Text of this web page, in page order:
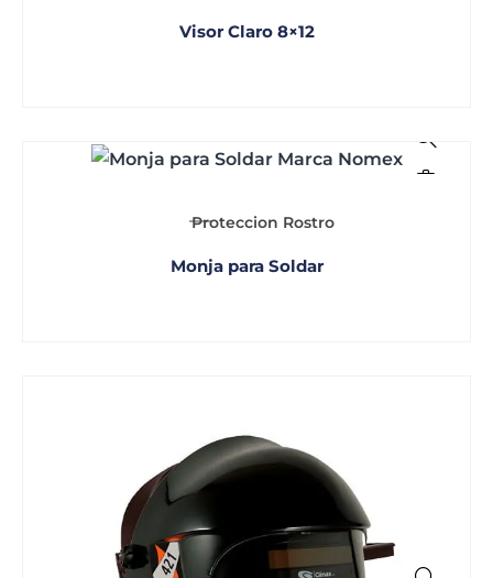
Visor Claro 8×12
Proteccion Rostro
Monja para Soldar